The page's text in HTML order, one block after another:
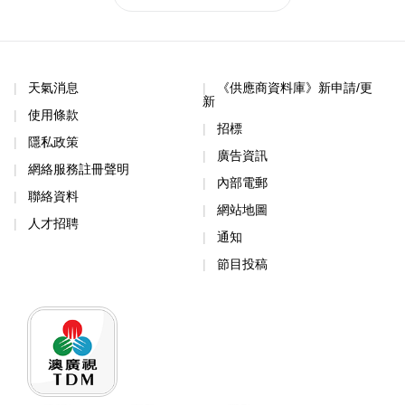
天氣消息
使用條款
隱私政策
網絡服務註冊聲明
聯絡資料
人才招聘
《供應商資料庫》新申請/更
新
招標
廣告資訊
內部電郵
網站地圖
通知
節目投稿